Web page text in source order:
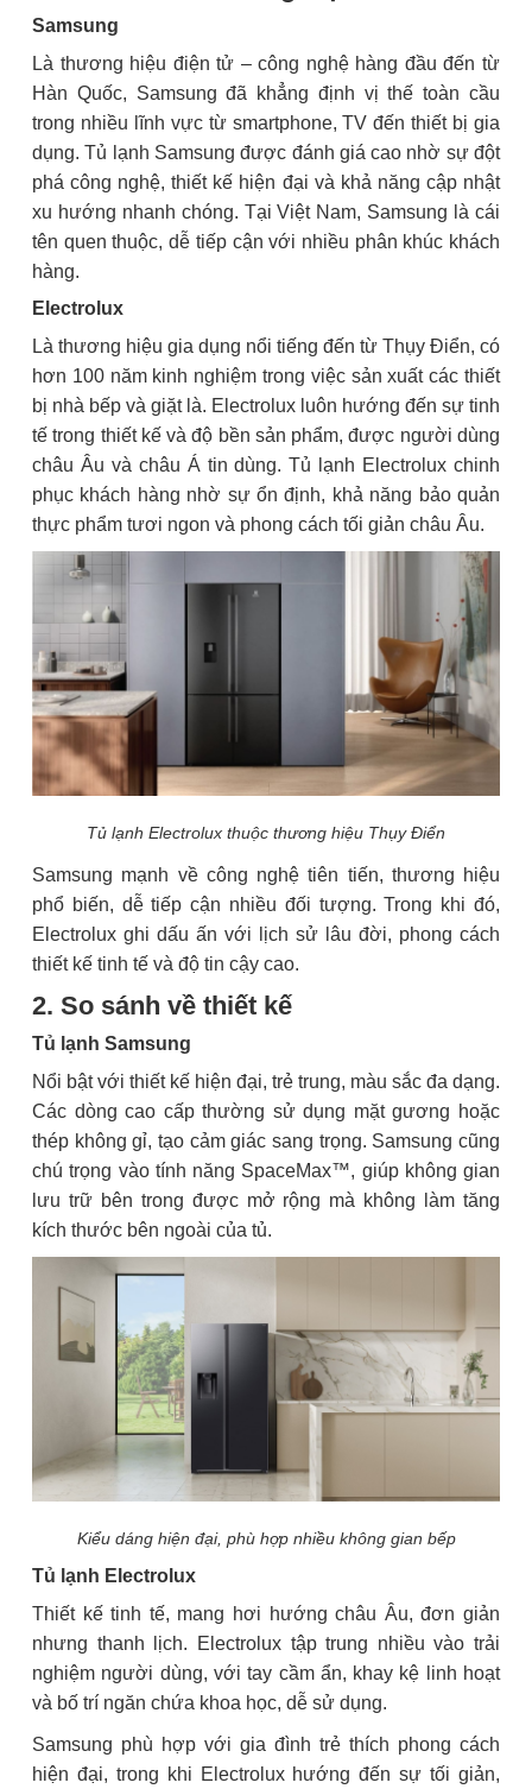
Samsung
Là thương hiệu điện tử – công nghệ hàng đầu đến từ
Hàn Quốc, Samsung đã khẳng định vị thế toàn cầu
trong nhiều lĩnh vực từ smartphone, TV đến thiết bị gia
dụng. Tủ lạnh Samsung được đánh giá cao nhờ sự đột
phá công nghệ, thiết kế hiện đại và khả năng cập nhật
xu hướng nhanh chóng. Tại Việt Nam, Samsung là cái
tên quen thuộc, dễ tiếp cận với nhiều phân khúc khách
hàng.
Electrolux
Là thương hiệu gia dụng nổi tiếng đến từ Thụy Điển, có
hơn 100 năm kinh nghiệm trong việc sản xuất các thiết
bị nhà bếp và giặt là. Electrolux luôn hướng đến sự tinh
tế trong thiết kế và độ bền sản phẩm, được người dùng
châu Âu và châu Á tin dùng. Tủ lạnh Electrolux chinh
phục khách hàng nhờ sự ổn định, khả năng bảo quản
thực phẩm tươi ngon và phong cách tối giản châu Âu.
Tủ lạnh Electrolux thuộc thương hiệu Thụy Điển
Samsung mạnh về công nghệ tiên tiến, thương hiệu
phổ biến, dễ tiếp cận nhiều đối tượng. Trong khi đó,
Electrolux ghi dấu ấn với lịch sử lâu đời, phong cách
thiết kế tinh tế và độ tin cậy cao.
2. So sánh về thiết kế
Tủ lạnh Samsung
Nổi bật với thiết kế hiện đại, trẻ trung, màu sắc đa dạng.
Các dòng cao cấp thường sử dụng mặt gương hoặc
thép không gỉ, tạo cảm giác sang trọng. Samsung cũng
chú trọng vào tính năng SpaceMax™, giúp không gian
lưu trữ bên trong được mở rộng mà không làm tăng
kích thước bên ngoài của tủ.
Kiểu dáng hiện đại, phù hợp nhiều không gian bếp
Tủ lạnh Electrolux
Thiết kế tinh tế, mang hơi hướng châu Âu, đơn giản
nhưng thanh lịch. Electrolux tập trung nhiều vào trải
nghiệm người dùng, với tay cầm ẩn, khay kệ linh hoạt
và bố trí ngăn chứa khoa học, dễ sử dụng.
Samsung phù hợp với gia đình trẻ thích phong cách
hiện đại, trong khi Electrolux hướng đến sự tối giản,